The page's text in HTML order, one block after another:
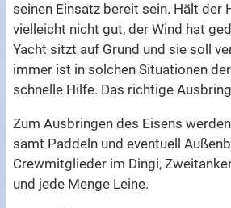
seinen Einsatz bereit sein. Hält der
vielleicht nicht gut, der Wind hat
Yacht sitzt auf Grund und sie soll
immer ist in solchen Situationen
schnelle Hilfe. Das richtige
Zum Ausbringen des Eisens
samt Paddeln und eventuell
Crewmitglieder im Dingi,
und jede Menge Leine.